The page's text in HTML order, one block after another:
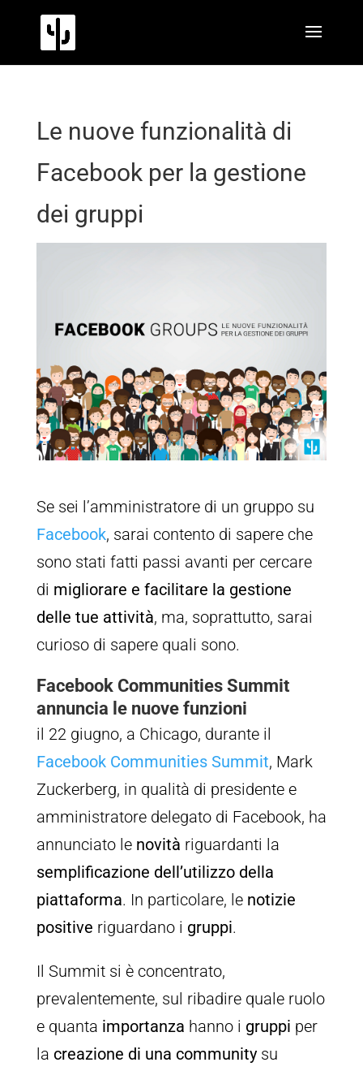
Le nuove funzionalità di
Facebook per la gestione
dei gruppi
Se sei l’amministratore di un gruppo su
Facebook, sarai contento di sapere che
sono stati fatti passi avanti per cercare
di migliorare e facilitare la gestione
delle tue attività, ma, soprattutto, sarai
curioso di sapere quali sono.
Facebook Communities Summit
annuncia le nuove funzioni
il 22 giugno, a Chicago, durante il
Facebook Communities Summit, Mark
Zuckerberg, in qualità di presidente e
amministratore delegato di Facebook, ha
annunciato le novità riguardanti la
semplificazione dell’utilizzo della
piattaforma. In particolare, le notizie
positive riguardano i gruppi.
Il Summit si è concentrato,
prevalentemente, sul ribadire quale ruolo
e quanta importanza hanno i gruppi per
la creazione di una communitysu